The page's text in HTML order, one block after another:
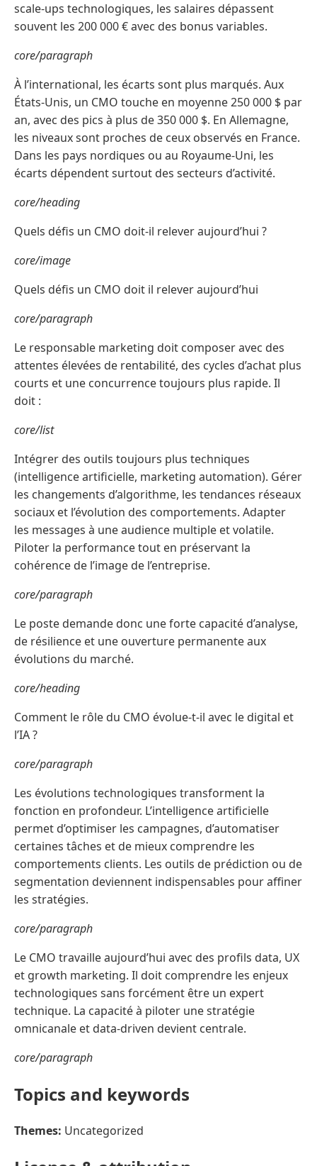
scale-ups technologiques, les salaires dépassent
souvent les 200 000 € avec des bonus variables.
core/paragraph
À l’international, les écarts sont plus marqués. Aux
États-Unis, un CMO touche en moyenne 250 000 $ par
an, avec des pics à plus de 350 000 $. En Allemagne,
les niveaux sont proches de ceux observés en France.
Dans les pays nordiques ou au Royaume-Uni, les
écarts dépendent surtout des secteurs d’activité.
core/heading
Quels défis un CMO doit-il relever aujourd’hui ?
core/image
Quels défis un CMO doit il relever aujourd’hui
core/paragraph
Le responsable marketing doit composer avec des
attentes élevées de rentabilité, des cycles d’achat plus
courts et une concurrence toujours plus rapide. Il
doit :
core/list
Intégrer des outils toujours plus techniques
(intelligence artificielle, marketing automation). Gérer
les changements d’algorithme, les tendances réseaux
sociaux et l’évolution des comportements. Adapter
les messages à une audience multiple et volatile.
Piloter la performance tout en préservant la
cohérence de l’image de l’entreprise.
core/paragraph
Le poste demande donc une forte capacité d’analyse,
de résilience et une ouverture permanente aux
évolutions du marché.
core/heading
Comment le rôle du CMO évolue-t-il avec le digital et
l’IA ?
core/paragraph
Les évolutions technologiques transforment la
fonction en profondeur. L’intelligence artificielle
permet d’optimiser les campagnes, d’automatiser
certaines tâches et de mieux comprendre les
comportements clients. Les outils de prédiction ou de
segmentation deviennent indispensables pour affiner
les stratégies.
core/paragraph
Le CMO travaille aujourd’hui avec des profils data, UX
et growth marketing. Il doit comprendre les enjeux
technologiques sans forcément être un expert
technique. La capacité à piloter une stratégie
omnicanale et data-driven devient centrale.
core/paragraph
Topics and keywords
Themes: Uncategorized